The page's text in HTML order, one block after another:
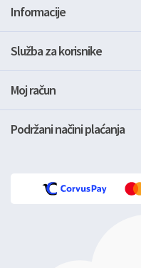
Informacije
Služba za korisnike
Moj račun
Podržani načini plaćanja